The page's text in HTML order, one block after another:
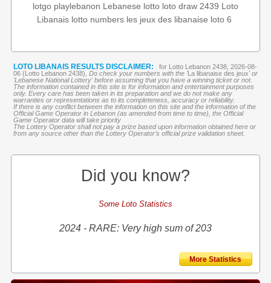
lotgo playlebanon Lebanese lotto loto draw 2439 Loto
Libanais lotto numbers les jeux des libanaise loto 6
LOTO LIBANAIS RESULTS DISCLAIMER:
for Lotto Lebanon 2438, 2026-08-
06 (Lotto Lebanon 2438), Do check your numbers with the 'La libanaise des jeux' or
'Lebanese National Lottery' before assuming that you have a winning ticket or not.
The information contained in this site is for information and entertainment purposes
only. Every care has been taken in its preparation and we do not make any
warranties or representations as to its completeness, accuracy or reliability.
If there is any conflict between the information on this site and the information of the
Official Game Operator in Lebanon (as amended from time to time), the Official
Game Operator data will take priority
The Lottery Operator shall not pay a prize based upon information obtained here or
from any source other than the Lottery Operator’s official prize validation sheet.
Did you know?
Some Loto Statistics
2024 - RARE: Very high sum of 203
More Statistics